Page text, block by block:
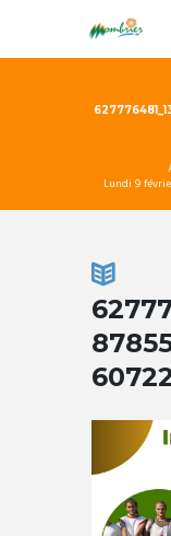
Lundi 9